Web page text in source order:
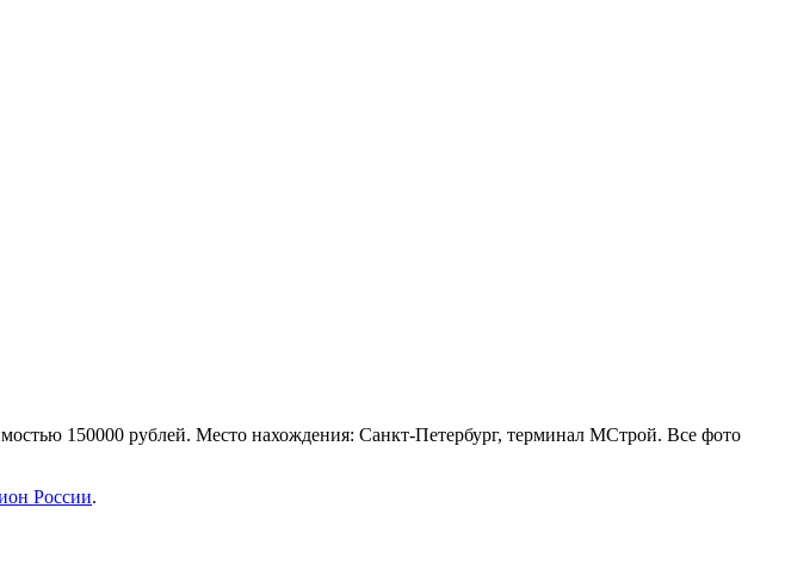
150000 рублей. Место нахождения: Санкт-Петербург, терминал МСтрой. Все фото
России.